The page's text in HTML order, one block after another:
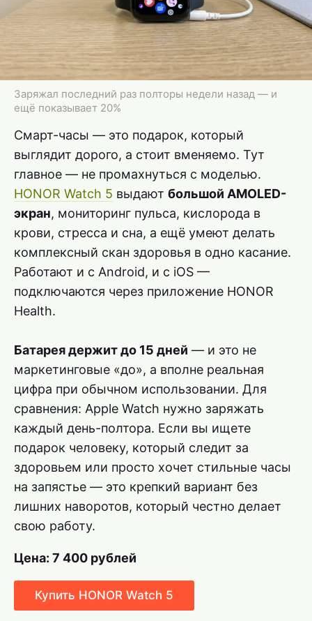
Заряжал последний раз полторы недели назад — и
ещё показывает 20%
Смарт-часы — это подарок, который
выглядит дорого, а стоит вменяемо. Тут
главное — не промахнуться с моделью.
HONOR Watch 5 выдают большой AMOLED-
экран, мониторинг пульса, кислорода в
крови, стресса и сна, а ещё умеют делать
комплексный скан здоровья в одно касание.
Работают и с Android, и с iOS —
подключаются через приложение HONOR
Health.
Батарея держит до 15 дней — и это не
маркетинговые «до», а вполне реальная
цифра при обычном использовании. Для
сравнения: Apple Watch нужно заряжать
каждый день-полтора. Если вы ищете
подарок человеку, который следит за
здоровьем или просто хочет стильные часы
на запястье — это крепкий вариант без
лишних наворотов, который честно делает
свою работу.
Цена: 7 400 рублей
Купить HONOR Watch 5